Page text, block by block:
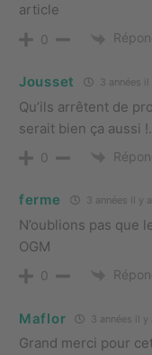
article
0
Jousset 3 années il
Qu’ils arrêtent de
serait bien ça aussi
0
ferme 3 années il y a
N’oublions pas que
OGM
0
Maflor 3 années il y
Grand merci pour